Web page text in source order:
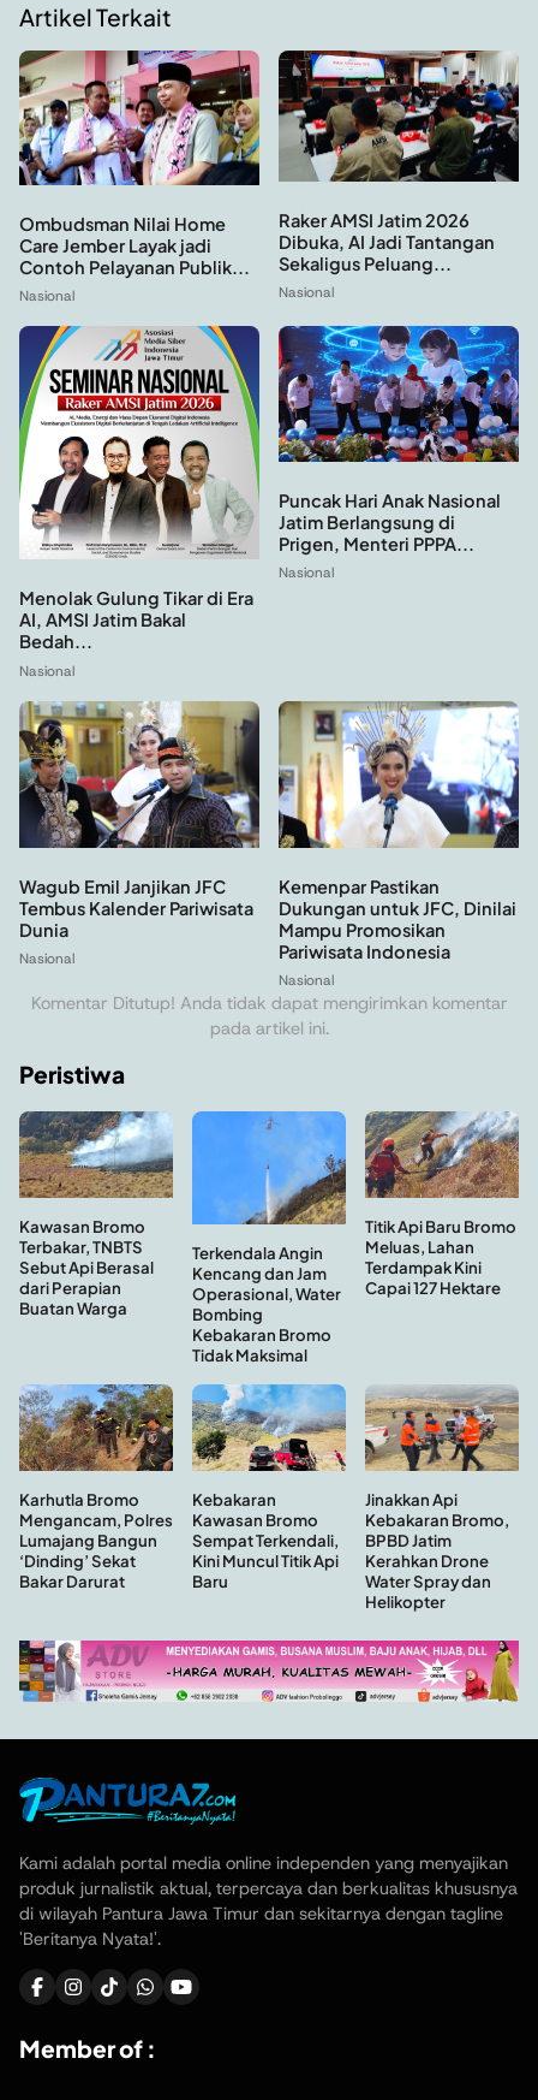
Artikel Terkait
Ombudsman Nilai Home
Care Jember Layak jadi
Contoh Pelayanan Publik...
Nasional
Raker AMSI Jatim 2026
Dibuka, AI Jadi Tantangan
Sekaligus Peluang...
Nasional
Menolak Gulung Tikar di Era
AI, AMSI Jatim Bakal
Bedah...
Nasional
Puncak Hari Anak Nasional
Jatim Berlangsung di
Prigen, Menteri PPPA...
Nasional
Wagub Emil Janjikan JFC
Tembus Kalender Pariwisata
Dunia
Nasional
Kemenpar Pastikan
Dukungan untuk JFC, Dinilai
Mampu Promosikan
Pariwisata Indonesia
Nasional
Komentar Ditutup! Anda tidak dapat mengirimkan komentar
pada artikel ini.
Peristiwa
Kawasan Bromo
Terbakar, TNBTS
Sebut Api Berasal
dari Perapian
Buatan Warga
Terkendala Angin
Kencang dan Jam
Operasional, Water
Bombing
Kebakaran Bromo
Tidak Maksimal
Titik Api Baru Bromo
Meluas, Lahan
Terdampak Kini
Capai 127 Hektare
Karhutla Bromo
Mengancam, Polres
Lumajang Bangun
‘Dinding’ Sekat
Bakar Darurat
Kebakaran
Kawasan Bromo
Sempat Terkendali,
Kini Muncul Titik Api
Baru
Jinakkan Api
Kebakaran Bromo,
BPBD Jatim
Kerahkan Drone
Water Spray dan
Helikopter
Kami adalah portal media online independen yang menyajikan
produk jurnalistik aktual, terpercaya dan berkualitas khususnya
di wilayah Pantura Jawa Timur dan sekitarnya dengan tagline
'Beritanya Nyata!'.
Member of :